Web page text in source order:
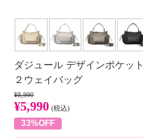
ダジュール デザインポケット
２ウェイバッグ
¥8,990
¥5,990 (税込)
33%OFF